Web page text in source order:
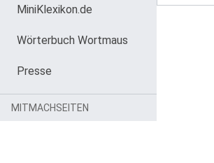
MiniKlexikon.de
Wörterbuch Wortmaus
Presse
MITMACHSEITEN